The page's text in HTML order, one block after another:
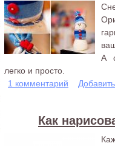
А
легко и просто.
1 комментарий
Как